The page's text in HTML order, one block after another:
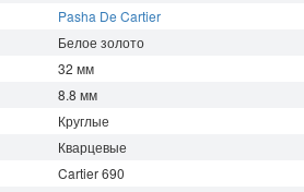
Pasha De Cartier
Белое золото
32 мм
8.8 мм
Круглые
Кварцевые
Cartier 690